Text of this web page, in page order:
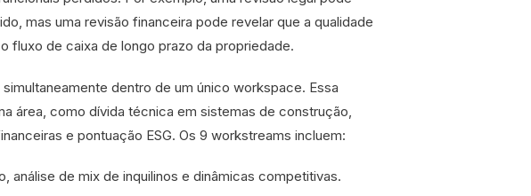
mas uma revisão financeira pode revelar que a qualidade
fluxo de caixa de longo prazo da propriedade.
dentro de um único workspace. Essa
área, como dívida técnica em sistemas de construção,
e pontuação ESG. Os 9 workstreams incluem:
análise de mix de inquilinos e dinâmicas competitivas.